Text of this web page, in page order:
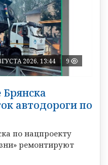
2026, 13:44 9
автодороги по
по нацпроекту
ремонтируют